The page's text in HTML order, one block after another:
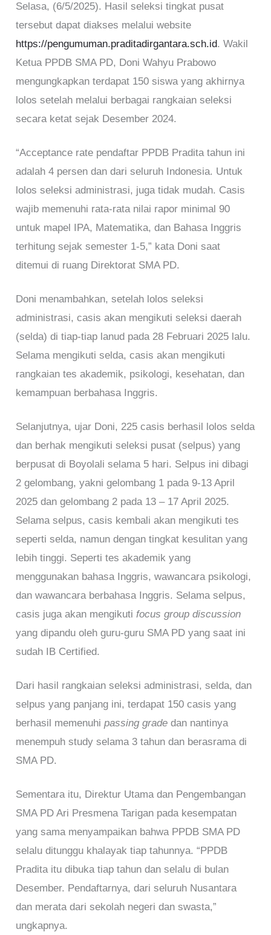
Selasa, (6/5/2025). Hasil seleksi tingkat pusat
tersebut dapat diakses melalui website
https://pengumuman.praditadirgantara.sch.id. Wakil
Ketua PPDB SMA PD, Doni Wahyu Prabowo
mengungkapkan terdapat 150 siswa yang akhirnya
lolos setelah melalui berbagai rangkaian seleksi
secara ketat sejak Desember 2024.
“Acceptance rate pendaftar PPDB Pradita tahun ini
adalah 4 persen dan dari seluruh Indonesia. Untuk
lolos seleksi administrasi, juga tidak mudah. Casis
wajib memenuhi rata-rata nilai rapor minimal 90
untuk mapel IPA, Matematika, dan Bahasa Inggris
terhitung sejak semester 1-5,” kata Doni saat
ditemui di ruang Direktorat SMA PD.
Doni menambahkan, setelah lolos seleksi
administrasi, casis akan mengikuti seleksi daerah
(selda) di tiap-tiap lanud pada 28 Februari 2025 lalu.
Selama mengikuti selda, casis akan mengikuti
rangkaian tes akademik, psikologi, kesehatan, dan
kemampuan berbahasa Inggris.
Selanjutnya, ujar Doni, 225 casis berhasil lolos selda
dan berhak mengikuti seleksi pusat (selpus) yang
berpusat di Boyolali selama 5 hari. Selpus ini dibagi
2 gelombang, yakni gelombang 1 pada 9-13 April
2025 dan gelombang 2 pada 13 – 17 April 2025.
Selama selpus, casis kembali akan mengikuti tes
seperti selda, namun dengan tingkat kesulitan yang
lebih tinggi. Seperti tes akademik yang
menggunakan bahasa Inggris, wawancara psikologi,
dan wawancara berbahasa Inggris. Selama selpus,
casis juga akan mengikutifocus group discussion
yang dipandu oleh guru-guru SMA PD yang saat ini
sudah IB Certified.
Dari hasil rangkaian seleksi administrasi, selda, dan
selpus yang panjang ini, terdapat 150 casis yang
berhasil memenuhipassing grade dan nantinya
menempuh study selama 3 tahun dan berasrama di
SMA PD.
Sementara itu, Direktur Utama dan Pengembangan
SMA PD Ari Presmena Tarigan pada kesempatan
yang sama menyampaikan bahwa PPDB SMA PD
selalu ditunggu khalayak tiap tahunnya. “PPDB
Pradita itu dibuka tiap tahun dan selalu di bulan
Desember. Pendaftarnya, dari seluruh Nusantara
dan merata dari sekolah negeri dan swasta,”
ungkapnya.